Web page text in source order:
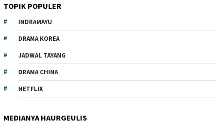
TOPIK POPULER
INDRAMAYU
DRAMA KOREA
JADWAL TAYANG
DRAMA CHINA
NETFLIX
MEDIANYA HAURGEULIS